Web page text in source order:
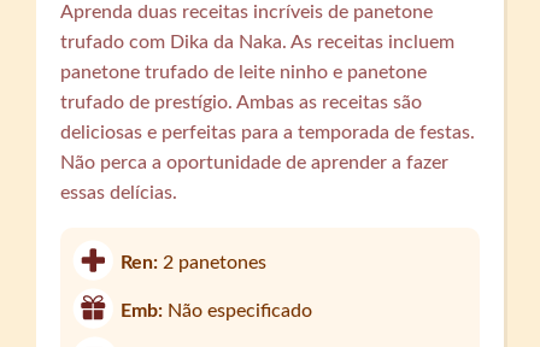
Aprenda duas receitas incríveis de panetone
trufado com Dika da Naka. As receitas incluem
panetone trufado de leite ninho e panetone
trufado de prestígio. Ambas as receitas são
deliciosas e perfeitas para a temporada de festas.
Não perca a oportunidade de aprender a fazer
essas delícias.
Ren: 2 panetones
Emb: Não especificado